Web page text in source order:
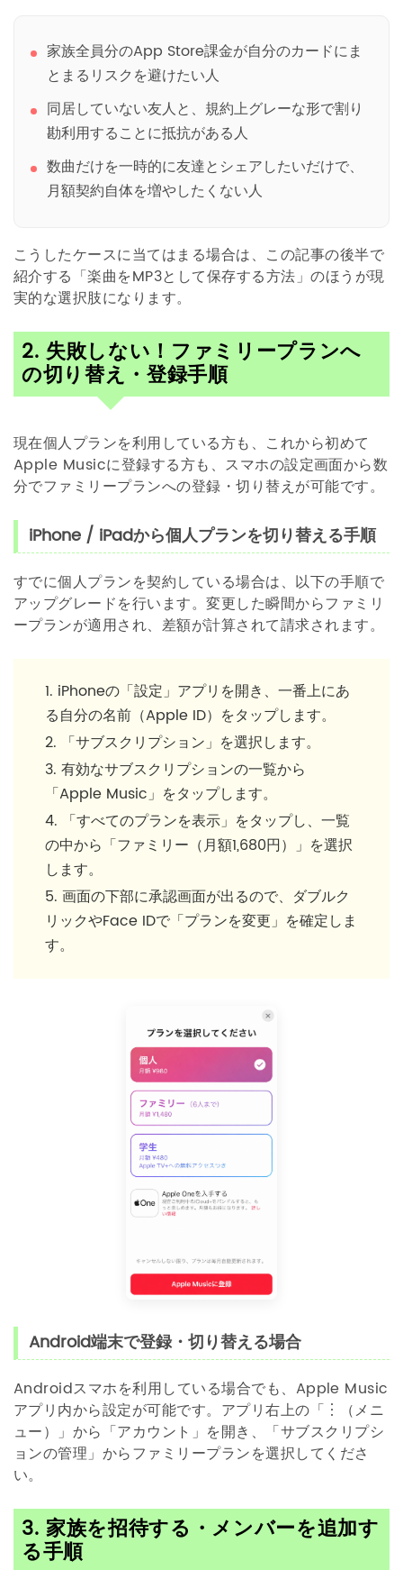
家族全員分のApp Store課金が自分のカードにま
とまるリスクを避けたい人
同居していない友人と、規約上グレーな形で割り
勘利用することに抵抗がある人
数曲だけを一時的に友達とシェアしたいだけで、
月額契約自体を増やしたくない人
こうしたケースに当てはまる場合は、この記事の後半で
紹介する「楽曲をMP3として保存する方法」のほうが現
実的な選択肢になります。
2. 失敗しない！ファミリープランへ
の切り替え・登録手順
現在個人プランを利用している方も、これから初めて
Apple Musicに登録する方も、スマホの設定画面から数
分でファミリープランへの登録・切り替えが可能です。
iPhone / iPadから個人プランを切り替える手順
すでに個人プランを契約している場合は、以下の手順で
アップグレードを行います。変更した瞬間からファミリ
ープランが適用され、差額が計算されて請求されます。
iPhoneの「設定」アプリを開き、一番上にあ
る自分の名前（Apple ID）をタップします。
「サブスクリプション」を選択します。
有効なサブスクリプションの一覧から
「Apple Music」をタップします。
「すべてのプランを表示」をタップし、一覧
の中から「ファミリー（月額1,680円）」を選択
します。
画面の下部に承認画面が出るので、ダブルク
リックやFace IDで「プランを変更」を確定しま
す。
Android端末で登録・切り替える場合
Androidスマホを利用している場合でも、Apple Music
アプリ内から設定が可能です。アプリ右上の「︙（メニ
ュー）」から「アカウント」を開き、「サブスクリプシ
ョンの管理」からファミリープランを選択してくださ
い。
3. 家族を招待する・メンバーを追加す
る手順